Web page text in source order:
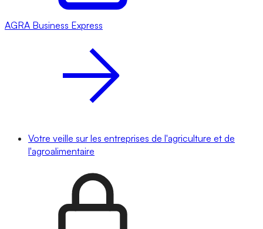
AGRA Business Express
Votre veille sur les entreprises de l'agriculture et de
l'agroalimentaire